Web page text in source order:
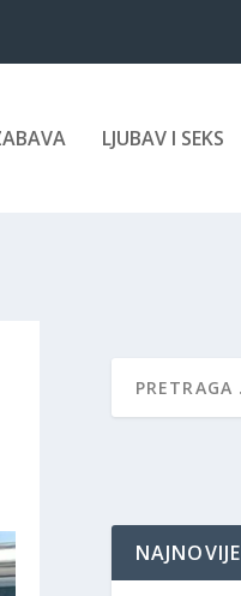
LJUBAV I SEKS
NAJNOVIJE